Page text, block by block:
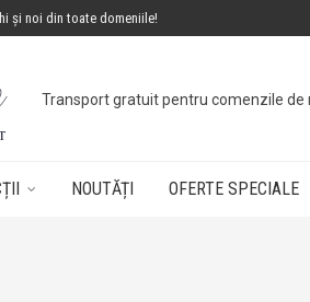
și noi din toate domeniile!
Transport gratuit pentru comenzile de
NOUTĂȚI OFERTE SPECIALE